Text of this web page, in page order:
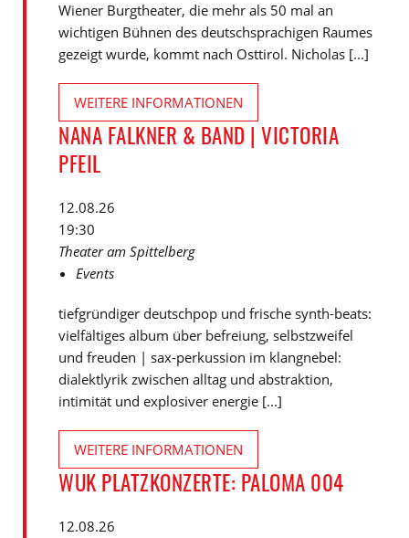
Wiener Burgtheater, die mehr als 50 mal an
wichtigen Bühnen des deutschsprachigen Raumes
gezeigt wurde, kommt nach Osttirol. Nicholas [...]
WEITERE INFORMATIONEN
NANA FALKNER & BAND | VICTORIA
PFEIL
12.08.26
19:30
Theater am Spittelberg
Events
tiefgründiger deutschpop und frische synth-beats:
vielfältiges album über befreiung, selbstzweifel
und freuden | sax-perkussion im klangnebel:
dialektlyrik zwischen alltag und abstraktion,
intimität und explosiver energie [...]
WEITERE INFORMATIONEN
WUK PLATZKONZERTE: PALOMA 004
12.08.26